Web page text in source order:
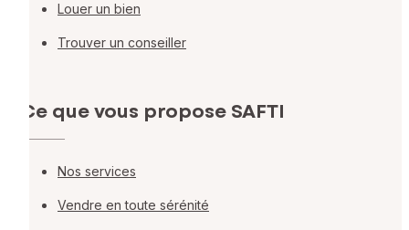
Louer un bien
Trouver un conseiller
Ce que vous propose SAFTI
Nos services
Vendre en toute sérénité